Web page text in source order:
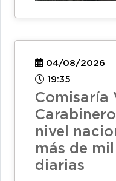
04/08/2026
19:35
Comisaría
nivel
más de
diarias